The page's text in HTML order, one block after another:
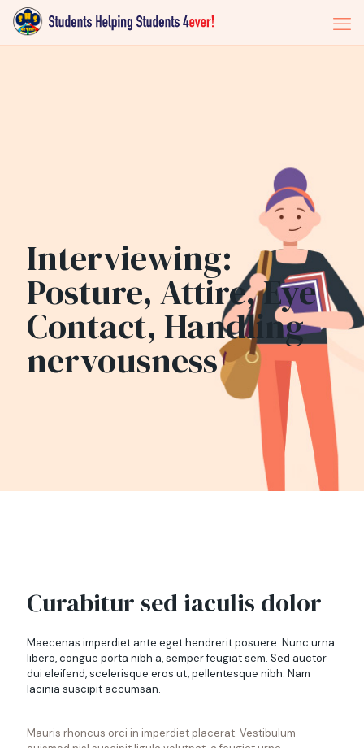
Interviewing:
Posture, Attire, Eye
Contact, Handling
nervousness
Curabitur sed iaculis dolor
Maecenas imperdiet ante eget hendrerit posuere. Nunc urna
libero, congue porta nibh a, semper feugiat sem. Sed auctor
dui eleifend, scelerisque eros ut, pellentesque nibh. Nam
lacinia suscipit accumsan.
Mauris rhoncus orci in imperdiet placerat. Vestibulum